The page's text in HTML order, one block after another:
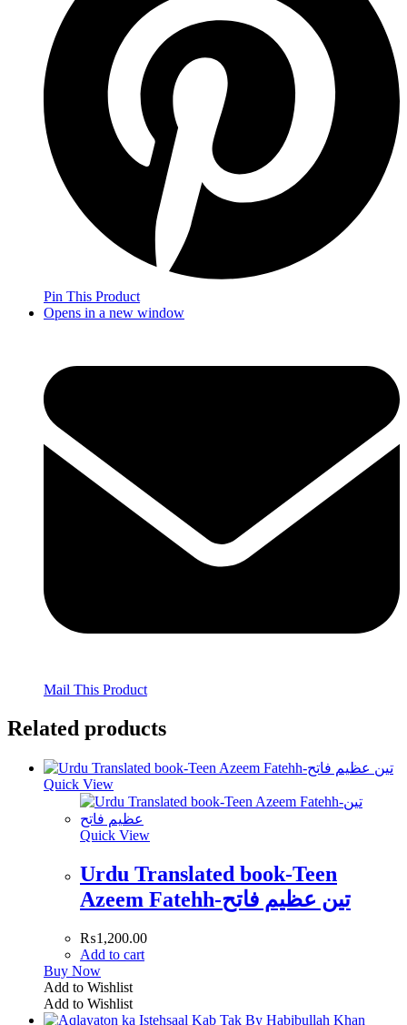
Pin This Product
Opens in a new window
Mail This Product
Related products
Quick View
Quick View
Urdu Translated book-Teen
Azeem Fatehh-تین عظیم فاتح
₨1,200.00
Add to cart
Buy Now
Add to Wishlist
Add to Wishlist